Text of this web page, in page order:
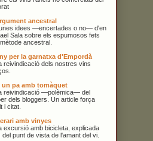
ancestral
idees —encertades o no— d'en
Sala sobre els espumosos fets
ancestral.
per la garnatxa d'Empordà
reivindicació dels nostres vins
un pa amb tomàquet
reivindicació —polèmica— del
dels bloggers. Un article força
i citat.
amb vinyes
excursió amb bicicleta, explicada
del punt de vista de l'amant del vi.